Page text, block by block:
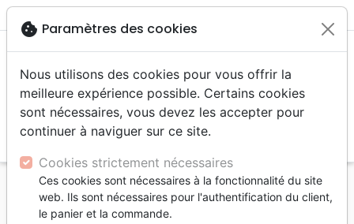
menu
Accueil Divers
Objets cadeaux
Mini dé 6 prieres pour enfants - 5cm (soleil)
cookie Paramètres des cookies
Nous utilisons des cookies pour vous offrir la
meilleure expérience possible. Certains cookies
sont nécessaires, vous devez les accepter pour
continuer à naviguer sur ce site.
Cookies strictement nécessaires
Ces cookies sont nécessaires à la fonctionnalité du site
web. Ils sont nécessaires pour l'authentification du client,
le panier et la commande.